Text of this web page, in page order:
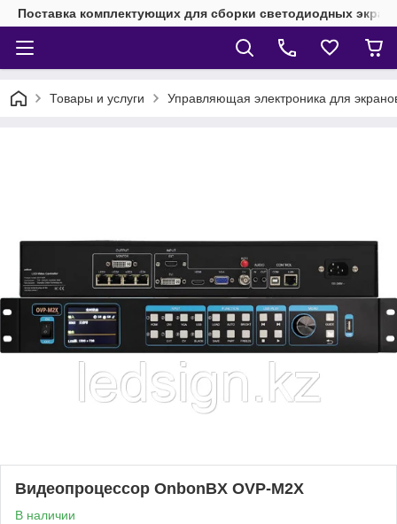
Поставка комплектующих для сборки светодиодных
Товары и услуги Управляющая электроника для
Видеопроцессор ОnbonBX OVP-M2X
В наличии